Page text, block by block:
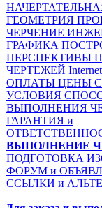
ГЕОМЕТРИЯ
ЧЕРЧЕНИЕ
ГРАФИКА
ПЕРСПЕКТИВЫ
ЧЕРТЕЖЕЙ
ОПЛАТЫ ЦЕНЫ
УСЛОВИЯ
ВЫПОЛНЕНИЯ
ГАРАНТИЯ и
ВЫПОЛНЕНИЕ
ПОДГОТОВКА
ФОРУМ и
ССЫЛКИ и